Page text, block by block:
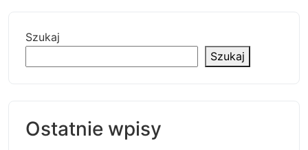
Szukaj
Szukaj
Ostatnie wpisy